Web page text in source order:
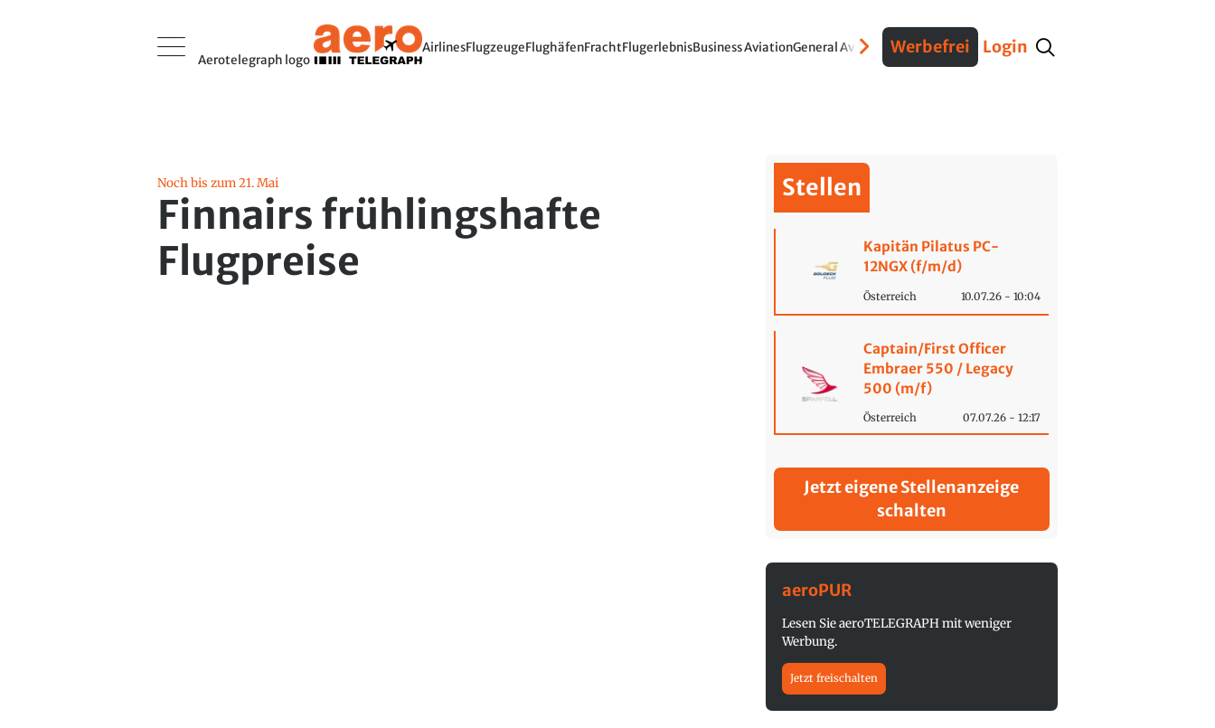
Aerotelegraph logo
AirlinesFlugzeugeFlughäfenFrachtFlugerlebnisBusiness AviationGeneral Aviation StellenAus- und Weiterbildung
Werbefrei Login
Noch bis zum 21. Mai
Finnairs frühlingshafte
Flugpreise
Stellen
Kapitän Pilatus PC-
12NGX (f/m/d)
Österreich 10.07.26 - 10:04
Captain/First Officer
Embraer 550 / Legacy
500 (m/f)
Österreich 07.07.26 - 12:17
Jetzt eigene Stellenanzeige
schalten
aeroPUR
Lesen Sie aeroTELEGRAPH mit weniger
Werbung.
Jetzt freischalten